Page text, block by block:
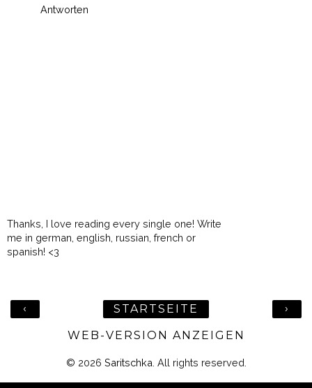
Antworten
Thanks, I love reading every single one! Write
me in german, english, russian, french or
spanish! <3
‹ ›
STARTSEITE
WEB-VERSION ANZEIGEN
© 2026 Saritschka. All rights reserved.